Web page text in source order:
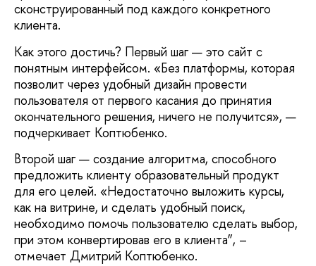
сконструированный под каждого конкретного
клиента.
Как этого достичь? Первый шаг — это сайт с
понятным интерфейсом. «Без платформы, которая
позволит через удобный дизайн провести
пользователя от первого касания до принятия
окончательного решения, ничего не получится», —
подчеркивает Коптюбенко.
Второй шаг — создание алгоритма, способного
предложить клиенту образовательный продукт
для его целей. «Недостаточно выложить курсы,
как на витрине, и сделать удобный поиск,
необходимо помочь пользователю сделать выбор,
при этом конвертировав его в клиента”, –
отмечает Дмитрий Коптюбенко.